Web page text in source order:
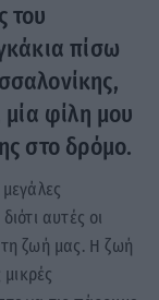
του
πίσω
φίλη μου
στο δρόμο.
αυτές οι
ζωή μας. Η ζωή